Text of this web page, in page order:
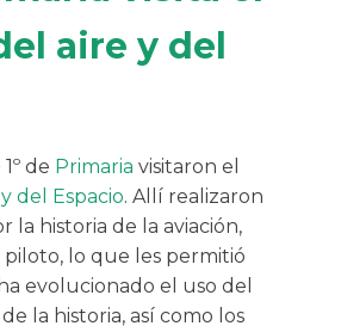
aire y del
de Primaria visitaron el
del Espacio. Allí realizaron
la historia de la aviación,
lo que les permitió
evolucionado el uso del
la historia, así como los